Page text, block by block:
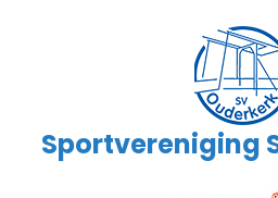
Sportvereniging